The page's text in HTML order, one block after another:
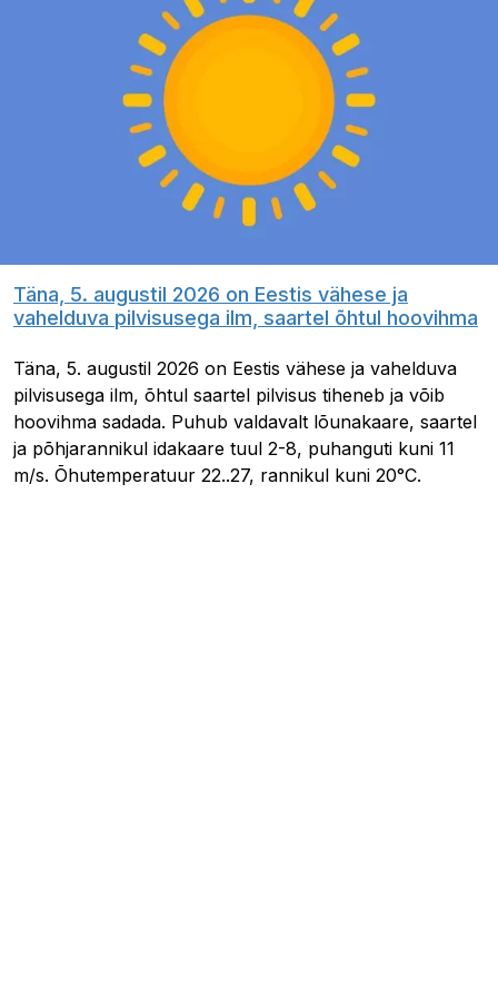
Täna, 5. augustil 2026 on Eestis vähese ja
vahelduva pilvisusega ilm, saartel õhtul hoovihma
Täna, 5. augustil 2026 on Eestis vähese ja vahelduva
pilvisusega ilm, õhtul saartel pilvisus tiheneb ja võib
hoovihma sadada. Puhub valdavalt lõunakaare, saartel
ja põhjarannikul idakaare tuul 2-8, puhanguti kuni 11
m/s. Õhutemperatuur 22..27, rannikul kuni 20°C.